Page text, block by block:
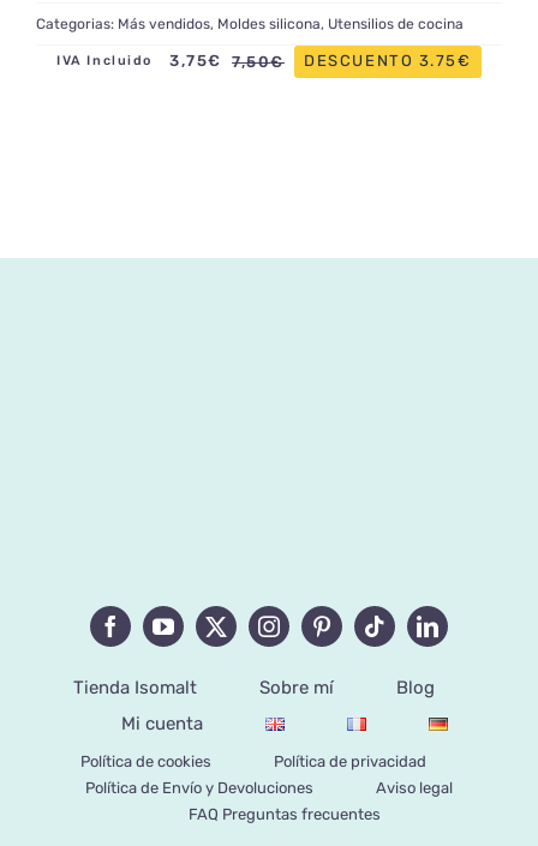
Categorias: Más vendidos, Moldes silicona, Utensilios de cocina
7,50€
El
3,75€
El
IVA Incluido DESCUENTO 3.75€
Tienda Isomalt Sobre mí
Blog
Mi cuenta
Política de cookies
Política de privacidad
Política de Envío y Devoluciones
Aviso legal
FAQ Preguntas frecuentes